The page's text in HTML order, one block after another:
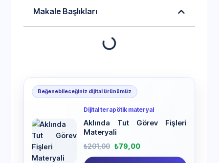
Makale Başlıkları
Beğenebileceğiniz dijital ürünümüz
Dijital terapötik materyal
Aklında Tut Görev Fişleri
Materyali
₺201,00 ₺79,00